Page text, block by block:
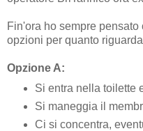
Fin'ora ho sempre
opzioni per quanto
Opzione A:
Si entra nella toilette
Si maneggia il
Ci si concentra,